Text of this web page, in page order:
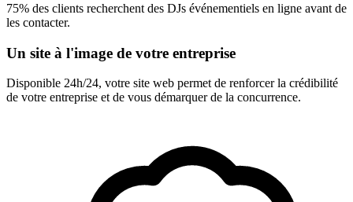
75% des clients recherchent des DJs événementiels en ligne avant de
les contacter.
Un site à l'image de votre entreprise
Disponible 24h/24, votre site web permet de renforcer la crédibilité
de votre entreprise et de vous démarquer de la concurrence.